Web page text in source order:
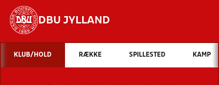
DBU JYLLAND
Hvad vil du søge efter?
INDHOLD OG NYHEDER
KLUB/HOLD RÆKKE SPILLESTED KAMP